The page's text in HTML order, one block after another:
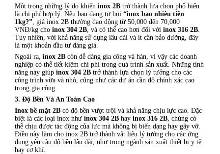
Một trong những lý do khiến inox 2B trở thành lựa chọn phổ biến
là chi phí hợp lý. Nếu bạn đang tự hỏi “inox bao nhiêu tiền
1kg?” , giá inox 2B thường dao động từ 50,000 đến 70,000
VNĐ/kg cho inox 304 2B , và có thể cao hơn đối với inox 316 2B
Tuy nhiên, với khả năng sử dụng lâu dài và ít cần bảo dưỡng, đây
là một khoản đầu tư đáng giá.
Ngoài ra, inox 2B còn dễ dàng gia công và hàn, vì vậy các doanh
nghiệp có thể tiết kiệm chi phí trong quá trình sản xuất. Những tính
năng này giúp inox 304 2B trở thành lựa chọn lý tưởng cho các
công trình vừa và nhỏ, cũng như các dự án cần độ chính xác cao
trong gia công.
3. Độ Bền Và An Toàn Cao
Inox bề mặt 2B có độ bền vượt trội và khả năng chịu lực cao. Đặc
biệt là các loại inox như inox 304 2B hay inox 316 2B , chúng có
thể chịu được tác động của lực mà không bị biến dạng hay gãy vỡ.
Điều này làm cho inox 2B trở thành vật liệu lý tưởng cho các ứng
dụng yêu cầu độ bền lâu dài, như trong ngành sản xuất thiết bị y tế
hay cơ khí.